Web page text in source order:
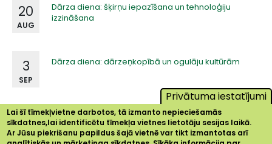
Dārza diena: šķirņu iepazīšana un tehnoloģiju
izzināšana
20
AUG
Dārza diena: dārzeņkopībā un ogulāju kultūrām
3
SEP
Privātuma iestatījumi
Lai šī tīmekļvietne darbotos, tā izmanto nepieciešamās
sīkdatnes,lai identificētu tīmekļa vietnes lietotāju sesijas laikā.
Ar Jūsu piekrišanu papildus šajā vietnē var tikt izmantotas arī